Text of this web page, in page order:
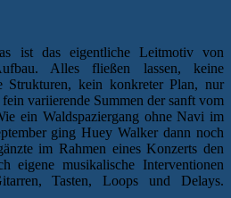
ist das eigentliche Leitmotiv von
Alles fließen lassen, keine
Strukturen, kein konkreter Plan, nur
variierende Summen der sanft vom
ein Waldspaziergang ohne Navi im
ging Huey Walker dann noch
im Rahmen eines Konzerts den
eigene musikalische Interventionen
Tasten, Loops und Delays.